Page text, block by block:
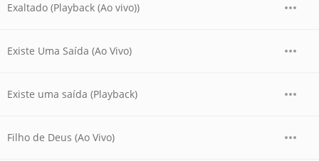
Exaltado (Playback (Ao vivo))
Existe Uma Saída (Ao Vivo)
Existe uma saída (Playback)
Filho de Deus (Ao Vivo)